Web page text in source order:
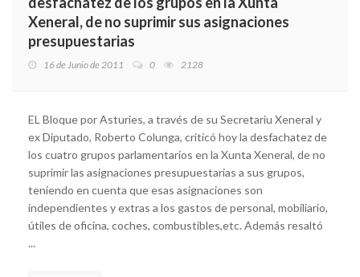
Xeneral, de no suprimir sus asignaciones
presupuestarias
16 de Junio de 2011 0 2128
EL Bloque por Asturies, a través de su Secretariu Xeneral y
ex Diputado, Roberto Colunga, criticó hoy la desfachatez de
los cuatro grupos parlamentarios en la Xunta Xeneral, de no
suprimir las asignaciones presupuestarias a sus grupos,
teniendo en cuenta que esas asignaciones son
independientes y extras a los gastos de personal, mobiliario,
útiles de oficina, coches, combustibles,etc. Además resaltó
...